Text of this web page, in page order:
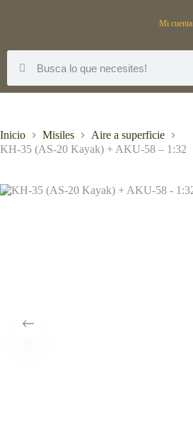
Mi cuenta
Inicio Misiles
Aire a superficie
KH-35 (AS-20 Kayak) + AKU-58 – 1:32